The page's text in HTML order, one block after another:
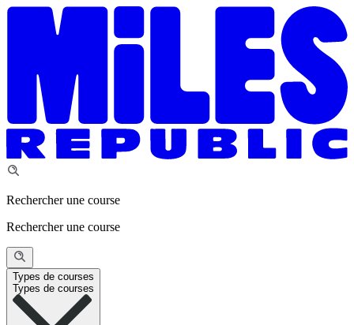
Rechercher une course
Rechercher une course
Types de courses
Types de courses